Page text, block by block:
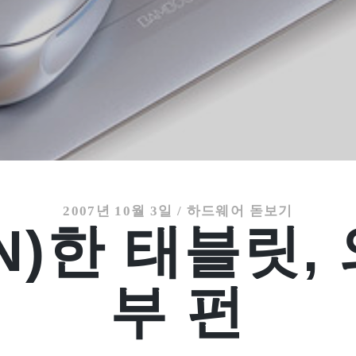
2007년 10월 3일 / 하드웨어 돋보기
한 태블릿,
부 펀